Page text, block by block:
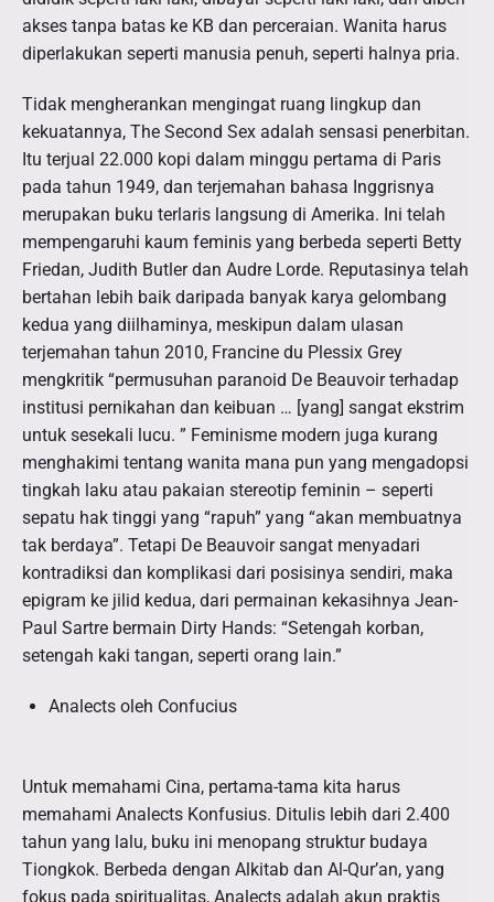
akses tanpa batas ke KB dan perceraian. Wanita harus
diperlakukan seperti manusia penuh, seperti halnya pria.
Tidak mengherankan mengingat ruang lingkup dan
kekuatannya, The Second Sex adalah sensasi penerbitan.
Itu terjual 22.000 kopi dalam minggu pertama di Paris
pada tahun 1949, dan terjemahan bahasa Inggrisnya
merupakan buku terlaris langsung di Amerika. Ini telah
mempengaruhi kaum feminis yang berbeda seperti Betty
Friedan, Judith Butler dan Audre Lorde. Reputasinya telah
bertahan lebih baik daripada banyak karya gelombang
kedua yang diilhaminya, meskipun dalam ulasan
terjemahan tahun 2010, Francine du Plessix Grey
mengkritik “permusuhan paranoid De Beauvoir terhadap
institusi pernikahan dan keibuan … [yang] sangat ekstrim
untuk sesekali lucu. ” Feminisme modern juga kurang
menghakimi tentang wanita mana pun yang mengadopsi
tingkah laku atau pakaian stereotip feminin – seperti
sepatu hak tinggi yang “rapuh” yang “akan membuatnya
tak berdaya”. Tetapi De Beauvoir sangat menyadari
kontradiksi dan komplikasi dari posisinya sendiri, maka
epigram ke jilid kedua, dari permainan kekasihnya Jean-
Paul Sartre bermain Dirty Hands: “Setengah korban,
setengah kaki tangan, seperti orang lain.”
Analects oleh Confucius
Untuk memahami Cina, pertama-tama kita harus
memahami Analects Konfusius. Ditulis lebih dari 2.400
tahun yang lalu, buku ini menopang struktur budaya
Tiongkok. Berbeda dengan Alkitab dan Al-Qur’an, yang
fokus pada spiritualitas, Analects adalah akun praktis